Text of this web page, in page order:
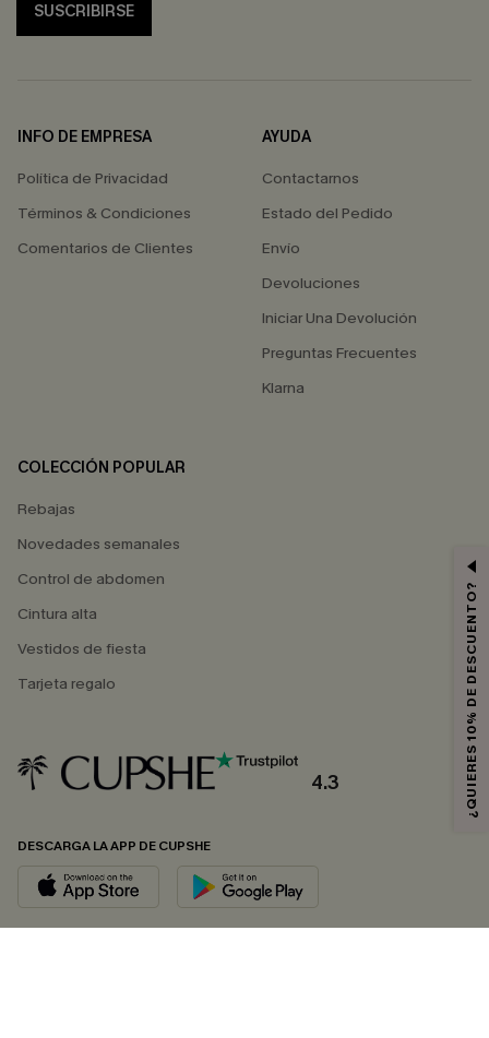
SUSCRIBIRSE
INFO DE EMPRESA
Política de Privacidad
Términos & Condiciones
Comentarios de Clientes
AYUDA
Contactarnos
Estado del Pedido
Envío
Devoluciones
Iniciar Una Devolución
Preguntas Frecuentes
Klarna
COLECCIÓN POPULAR
Rebajas
Novedades semanales
Control de abdomen
Cintura alta
Vestidos de fiesta
Tarjeta regalo
4.3
DESCARGA LA APP DE CUPSHE
¿QUIERES 10% DE DESCUENTO?